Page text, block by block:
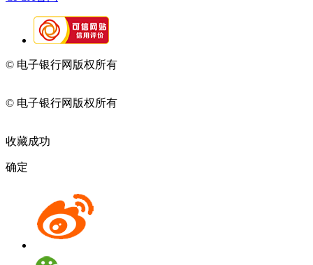
© 电子银行网版权所有
© 电子银行网版权所有
收藏成功
确定